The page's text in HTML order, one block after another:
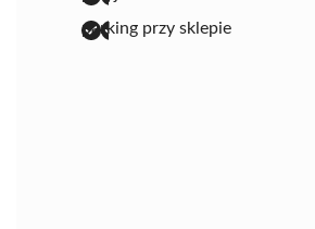
parking przy sklepie